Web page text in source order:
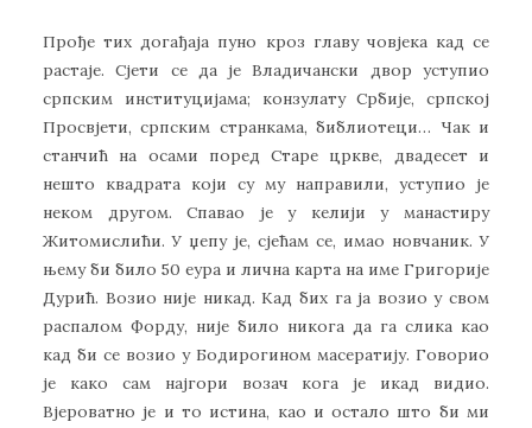
Прође тих догађаја пуно кроз главу човјека кад се
растаје. Сјети се да је Владичански двор уступио
српским институцијама; конзулату Србије, српској
Просвјети, српским странкама, библиотеци… Чак и
станчић на осами поред Старе цркве, двадесет и
нешто квадрата који су му направили, уступио је
неком другом. Спавао је у келији у манастиру
Житомислићи. У џепу је, сјећам се, имао новчаник. У
њему би било 50 еура и лична карта на име Григорије
Дурић. Возио није никад. Кад бих га ја возио у свом
распалом Форду, није било никога да га слика као
кад би се возио у Бодирогином масератију. Говорио
је како сам најгори возач кога је икад видио.
Вјероватно је и то истина, као и остало што би ми